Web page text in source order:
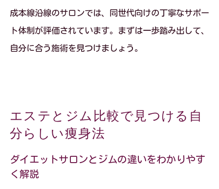
成本線沿線のサロンでは、同世代向けの丁寧なサポー
ト体制が評価されています。まずは一歩踏み出して、
自分に合う施術を見つけましょう。
エステとジム比較で見つける自
分らしい痩身法
ダイエットサロンとジムの違いをわかりやす
く解説